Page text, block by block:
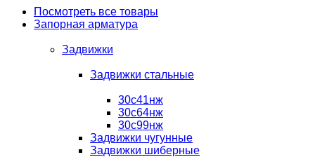
Посмотреть все товары
Запорная арматура
Задвижки
Задвижки стальные
30с41нж
30с64нж
30с99нж
Задвижки чугунные
Задвижки шиберные